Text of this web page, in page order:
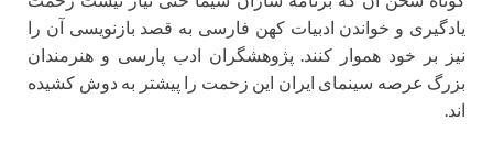
یادگیری و خواندن ادبیات کهن فارسی به قصد بازنویسی آن را
نیز بر خود هموار کنند. پژوهشگران ادب پارسی و هنرمندان
بزرگ عرصه سینمای ایران این زحمت را پیشتر به دوش کشیده
اند.